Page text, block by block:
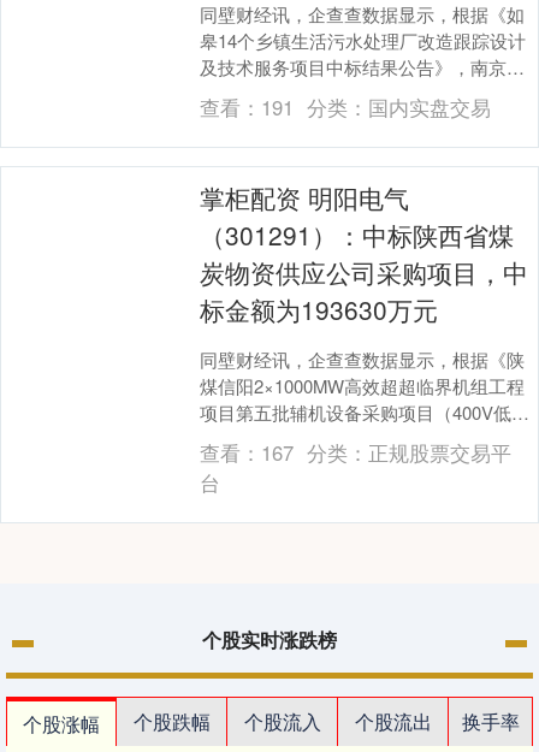
同壁财经讯，企查查数据显示，根据《如
皋14个乡镇生活污水处理厂改造跟踪设计
及技术服务项目中标结果公告》，南京大
学环境规划设计研究院集团股份公司于
2025年10月....
查看： 191 分类： 国内实盘交易
掌柜配资 明阳电气
（301291）：中标陕西省煤
炭物资供应公司采购项目，中
标金额为193630万元
同壁财经讯，企查查数据显示，根据《陕
煤信阳2×1000MW高效超超临界机组工程
项目第五批辅机设备采购项目（400V低压
PC开关柜设备）中标结果公示》，广东明
阳电....
查看： 167 分类： 正规股票交易平
台
个股实时涨跌榜
个股涨幅 个股跌幅 个股流入 个股流出
换手率